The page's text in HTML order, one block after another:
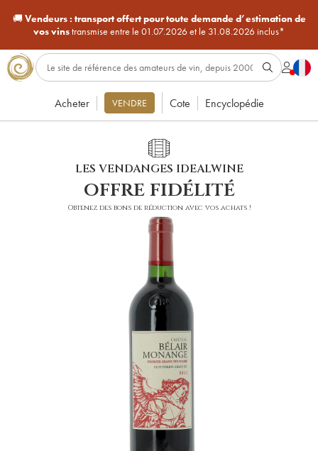
🚚Vendeurs : transport offert pour toute demande d’estimation de
vos vinstransmise entre le 01.07.2026 et le 31.08.2026 inclus*
Acheter VENDRE Cote Encyclopédie
LES VENDANGES IDEALWINE
offre fidélité
Obtenez des bons de réduction avec vos achats !